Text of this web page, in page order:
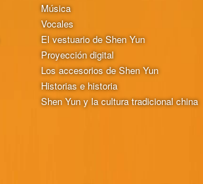
Música
Vocales
El vestuario de Shen Yun
Proyección digital
Los accesorios de Shen Yun
Historias e historia
Shen Yun y la cultura tradicional china